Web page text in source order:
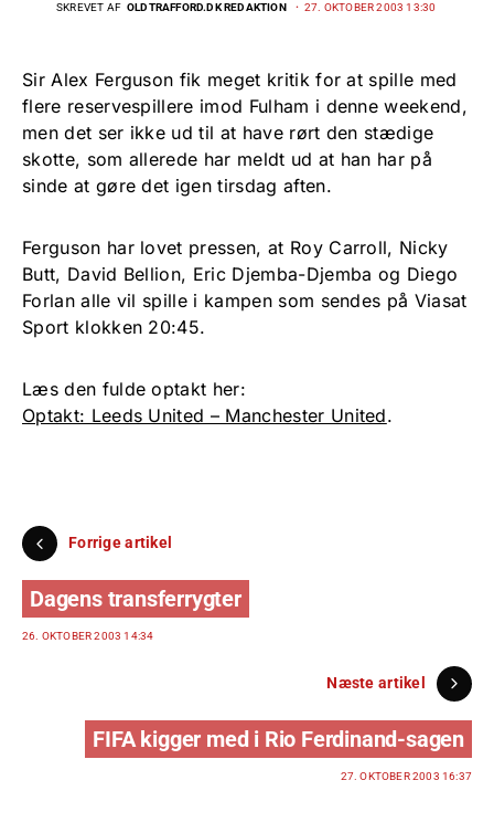
SKREVET AF OLDTRAFFORD.DK REDAKTION 27. OKTOBER 2003 13:30
Sir Alex Ferguson fik meget kritik for at spille med
flere reservespillere imod Fulham i denne weekend,
men det ser ikke ud til at have rørt den stædige
skotte, som allerede har meldt ud at han har på
sinde at gøre det igen tirsdag aften.
Ferguson har lovet pressen, at Roy Carroll, Nicky
Butt, David Bellion, Eric Djemba-Djemba og Diego
Forlan alle vil spille i kampen som sendes på Viasat
Sport klokken 20:45.
Læs den fulde optakt her:
Optakt: Leeds United – Manchester United.
Forrige artikel
Dagens transferrygter
26. OKTOBER 2003 14:34
Næste artikel
FIFA kigger med i Rio Ferdinand-sagen
27. OKTOBER 2003 16:37